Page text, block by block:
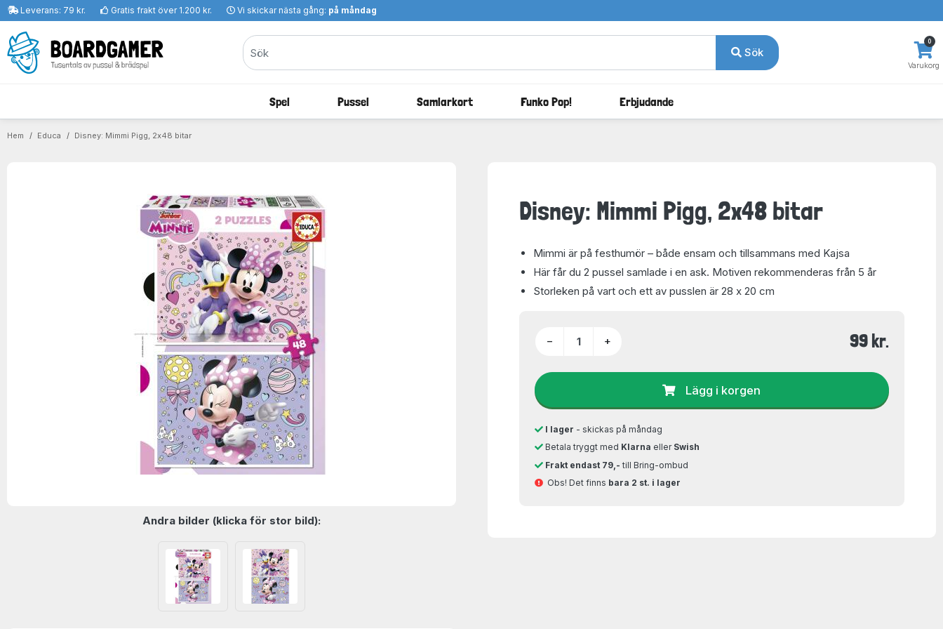
Leverans: 79 kr. Gratis frakt över 1.200 kr. Vi skickar nästa gång: på måndag
Sök
Varukorg
0
Spel Pussel Samlarkort Funko Pop! Erbjudande
Hem Educa Disney: Mimmi Pigg, 2x48 bitar
Andra bilder (klicka för stor bild):
Disney: Mimmi Pigg, 2x48 bitar
Mimmi är på festhumör – både ensam och tillsammans med Kajsa
Här får du 2 pussel samlade i en ask. Motiven rekommenderas från 5 år
Storleken på vart och ett av pusslen är 28 x 20 cm
− + 99 kr.
Lägg i korgen
I lager - skickas på måndag
Betala tryggt med Klarna eller Swish
Frakt endast 79,- till Bring-ombud
Obs! Det finns bara 2 st. i lager